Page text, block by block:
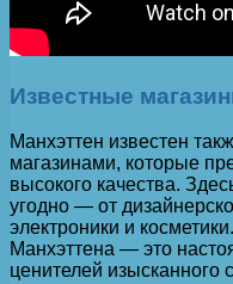
Известные
Манхэттен известен
магазинами, которые
высокого качества.
угодно — от
электроники и
Манхэттена — это
ценителей изысканного